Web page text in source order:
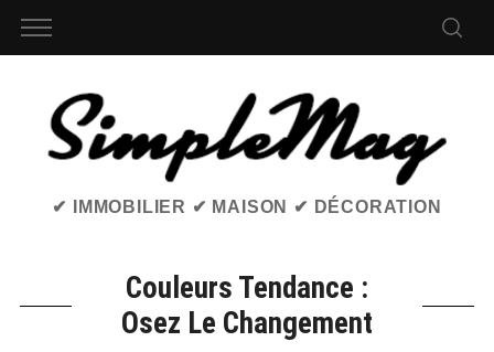
✔ IMMOBILIER ✔ MAISON ✔ DÉCORATION
Couleurs Tendance :
Osez Le Changement